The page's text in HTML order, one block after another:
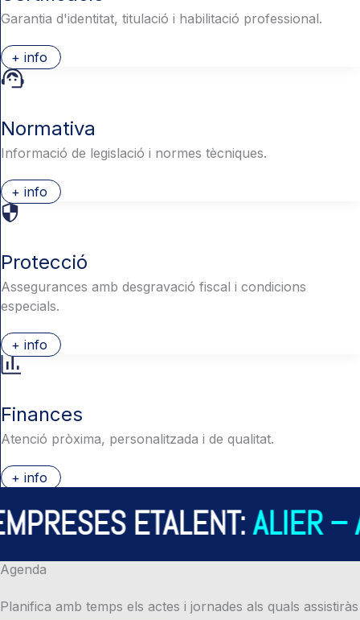
Garantia d'identitat, titulació i habilitació professional.
+ info
Normativa
Informació de legislació i normes tècniques.
+ info
Protecció
Assegurances amb desgravació fiscal i condicions
especials.
+ info
Finances
Atenció pròxima, personalitzada i de qualitat.
+ info
ETALENT:ALIER –
Agenda
Planifica amb temps els actes i jornades als quals assistiràs